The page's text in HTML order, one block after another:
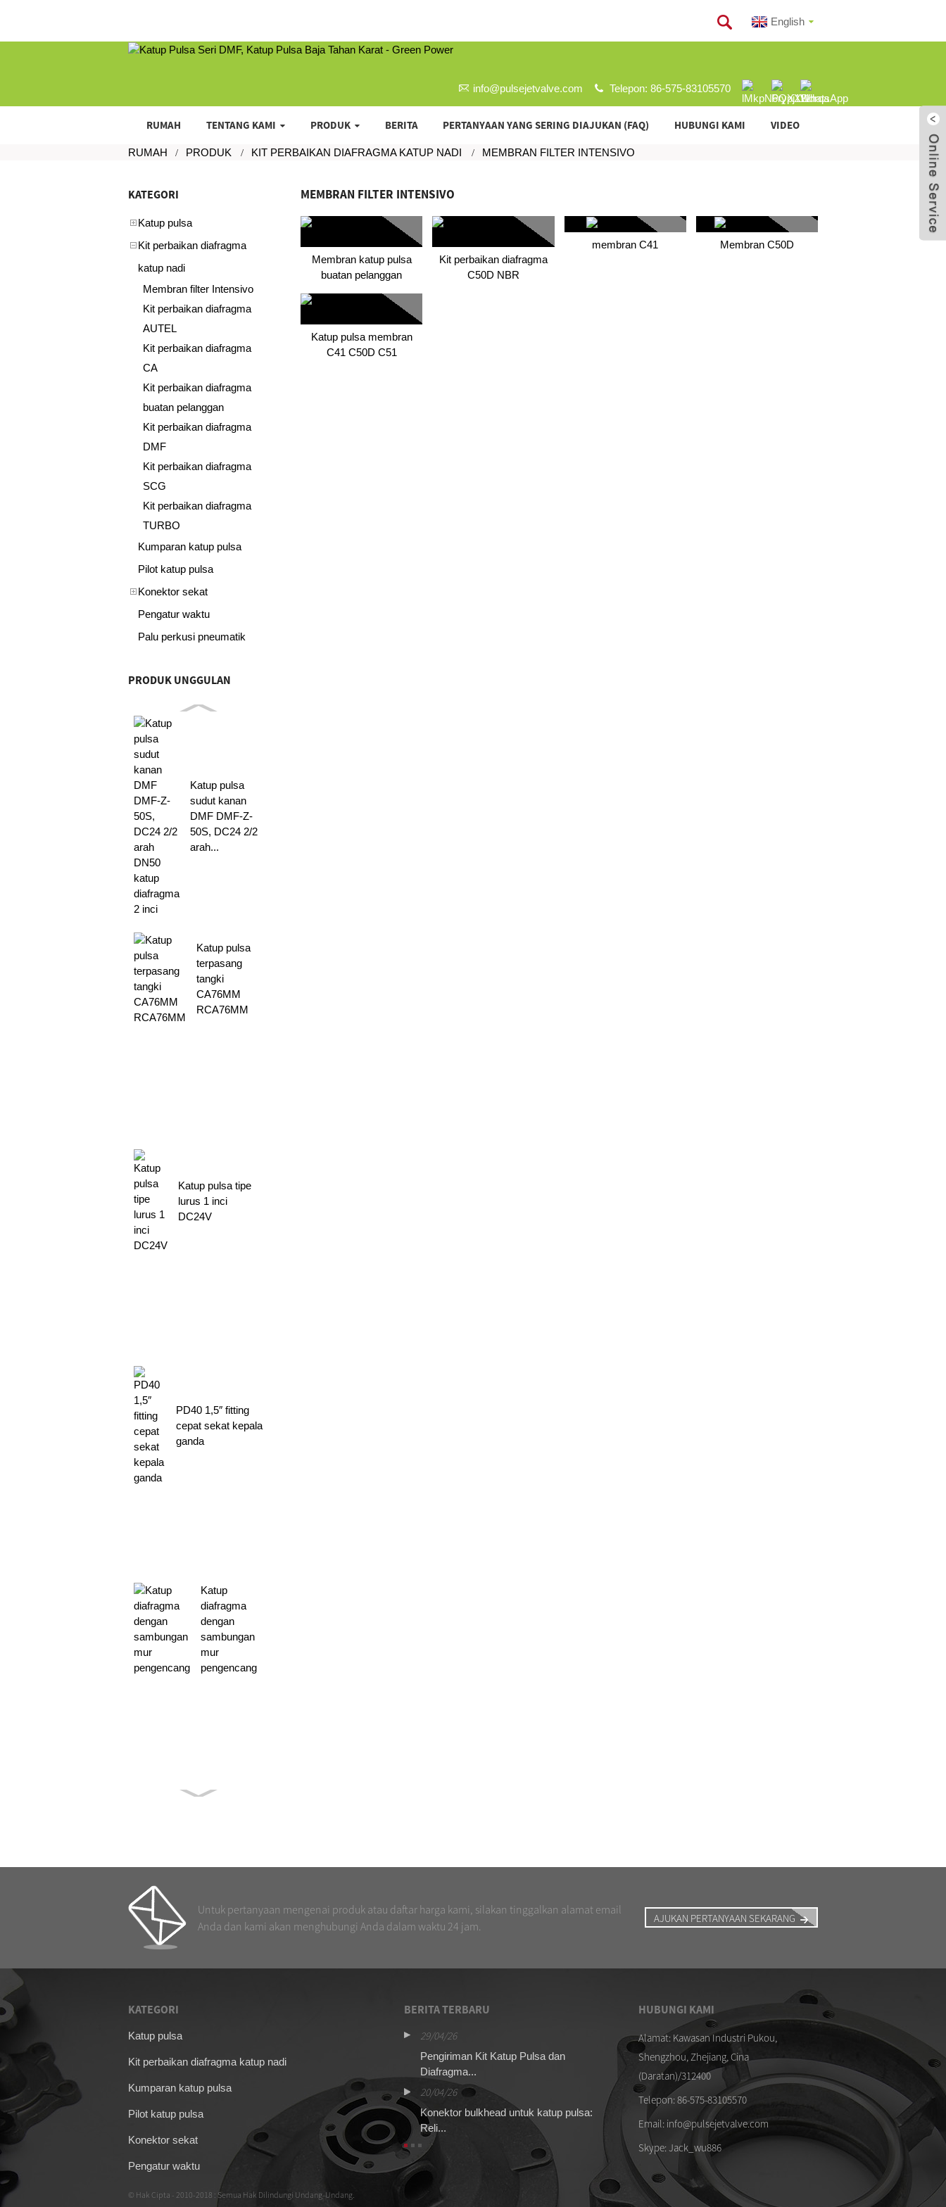
English
info@pulsejetvalve.com Telepon: 86-575-83105570
RUMAH TENTANG KAMI PRODUK BERITA PERTANYAAN YANG SERING DIAJUKAN (FAQ) HUBUNGI KAMI VIDEO
RUMAH PRODUK KIT PERBAIKAN DIAFRAGMA KATUP NADI MEMBRAN FILTER INTENSIVO
KATEGORI
Katup pulsa
Kit perbaikan diafragma
katup nadi
Membran filter Intensivo
Kit perbaikan diafragma
AUTEL
Kit perbaikan diafragma
CA
Kit perbaikan diafragma
buatan pelanggan
Kit perbaikan diafragma
DMF
Kit perbaikan diafragma
SCG
Kit perbaikan diafragma
TURBO
Kumparan katup pulsa
Pilot katup pulsa
Konektor sekat
Pengatur waktu
Palu perkusi pneumatik
PRODUK UNGGULAN
Katup pulsa
sudut kanan
DMF DMF-Z-
50S, DC24 2/2
arah...
Katup pulsa
terpasang
tangki
CA76MM
RCA76MM
Katup pulsa tipe
lurus 1 inci
DC24V
PD40 1,5″ fitting
cepat sekat kepala
ganda
Katup
diafragma
dengan
sambungan
mur
pengencang
1/2 inci ...
katup pulsa
untuk filter
MEMBRAN FILTER INTENSIVO
Membran katup pulsa
buatan pelanggan
Kit perbaikan diafragma
C50D NBR
membran C41 Membran C50D
Katup pulsa membran
C41 C50D C51
Untuk pertanyaan mengenai produk atau daftar harga kami, silakan tinggalkan alamat email
Anda dan kami akan menghubungi Anda dalam waktu 24 jam.
AJUKAN PERTANYAAN SEKARANG
KATEGORI
Katup pulsa
Kit perbaikan diafragma katup nadi
Kumparan katup pulsa
Pilot katup pulsa
Konektor sekat
Pengatur waktu
© Hak Cipta - 2010-2018 : Semua Hak Dilindungi Undang-Undang.
BERITA TERBARU
Membran untuk katup pulsa ASCO
SCG353A044
29/04/26
Pengiriman Kit Katup Pulsa dan
Diafragma...
20/04/26
Konektor bulkhead untuk katup pulsa:
Reli...
16/04/26
Kit diafragma DMF-Z-40S yang
berkualitas
13/04/26
Kit katup pulsa dan diafragma siap
untuk...
Tanggal 09/04/26
Membran untuk katup
SCG353A044
HUBUNGI KAMI
Alamat: Kawasan Industri Pukou,
Shengzhou, Zhejiang, Cina
(Daratan)/312400
Telepon: 86-575-83105570
Email: info@pulsejetvalve.com
Skype: Jack_wu886